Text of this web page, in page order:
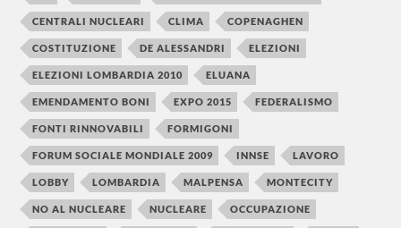
CENTRALI NUCLEARI CLIMA COPENAGHEN
COSTITUZIONE DE ALESSANDRI ELEZIONI
ELEZIONI LOMBARDIA 2010 ELUANA
EMENDAMENTO BONI EXPO 2015 FEDERALISMO
FONTI RINNOVABILI FORMIGONI
FORUM SOCIALE MONDIALE 2009 INNSE LAVORO
LOBBY LOMBARDIA MALPENSA MONTECITY
NO AL NUCLEARE NUCLEARE OCCUPAZIONE